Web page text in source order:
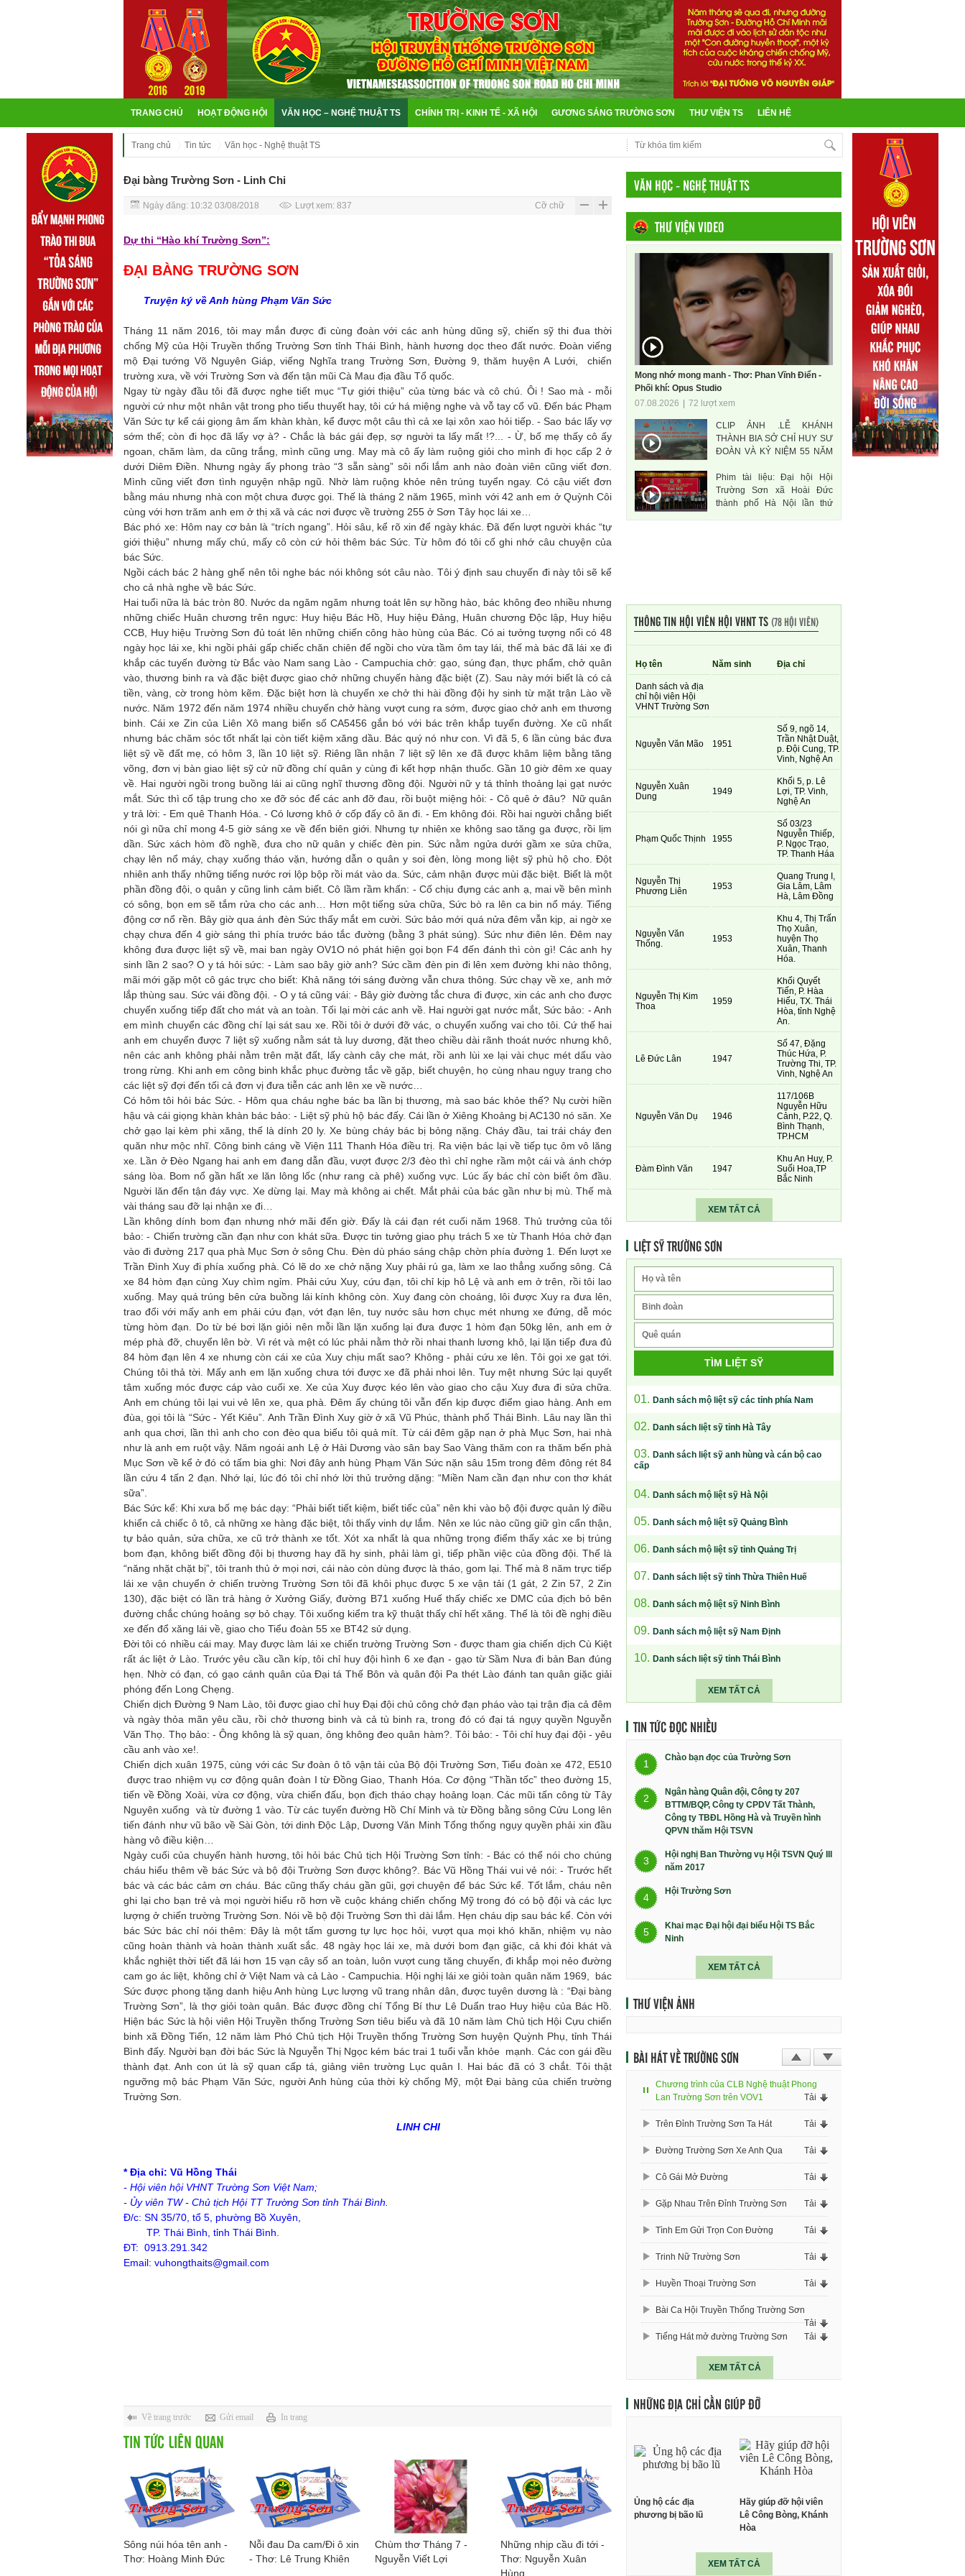
TRANG CHỦ HOẠT ĐỘNG HỘI VĂN HỌC – NGHỆ THUẬT TS CHÍNH TRỊ - KINH TẾ - XÃ HỘI GƯƠNG SÁNG TRƯỜNG SƠN THƯ VIỆN TS LIÊN HỆ
Trang chủ Tin tức Văn học - Nghệ thuật TS
Đại bàng Trường Sơn - Linh Chi
Ngày đăng: 10:32 03/08/2018 Lượt xem: 837 Cỡ chữ
Dự thi “Hào khí Trường Sơn”:
ĐẠI BÀNG TRƯỜNG SƠN
Truyện ký về Anh hùng Phạm Văn Sức
Tháng 11 năm 2016, tôi may mắn được đi cùng đoàn với các anh hùng dũng sỹ, chiến sỹ thi đua thời
chống Mỹ của Hội Truyền thống Trường Sơn tỉnh Thái Bình, hành hương dọc theo đất nước. Đoàn viếng
mộ Đại tướng Võ Nguyên Giáp, viếng Nghĩa trang Trường Sơn, Đường 9, thăm huyện A Lưới, chiến
trường xưa, về với Trường Sơn và đến tận mũi Cà Mau địa đầu Tổ quốc.
Ngay từ ngày đầu tôi đã được nghe tiết mục “Tự giới thiệu” của từng bác và cô chú. Ôi ! Sao mà - mỗi
người cứ như một nhân vật trong pho tiểu thuyết hay, tôi cứ há miệng nghe và vỗ tay cổ vũ. Đến bác Phạm
Văn Sức tự kể cái giọng âm ấm khàn khàn, kể được một câu thì cả xe lại xôn xao hỏi tiếp. - Sao bác lấy vợ
sớm thế; còn đi học đã lấy vợ à? - Chắc là bác gái đẹp, sợ người ta lấy mất !?... - Ừ, bố mẹ thấy cô ấy
ngoan, chăm làm, da cũng trắng, mình cũng ưng. May mà cô ấy làm ruộng giỏi cho mình đi học cấp 2 ở
dưới Diêm Điền. Nhưng ngày ấy phong trào “3 sẵn sàng” sôi nổi lắm anh nào đoàn viên cũng viết đơn.
Mình cũng viết đơn tình nguyện nhập ngũ. Nhờ làm ruộng khỏe nên trúng tuyển ngay. Có cậu viết đơn
bằng máu nhưng nhà con một chưa được gọi. Thế là tháng 2 năm 1965, mình với 42 anh em ở Quỳnh Côi
cùng với hơn trăm anh em ở thị xã và các nơi được về trường 255 ở Sơn Tây học lái xe…
Bác phó xe: Hôm nay cơ bản là “trích ngang”. Hỏi sâu, kể rõ xin để ngày khác. Đã đến lượt người khác “tự
giới thiệu” nhưng mấy chú, mấy cô còn cứ hỏi thêm bác Sức. Từ hôm đó tôi cố ghi nhớ câu chuyện của
bác Sức.
Ngồi cách bác 2 hàng ghế nên tôi nghe bác nói không sót câu nào. Tôi ý định sau chuyến đi này tôi sẽ kể
cho cả nhà nghe về bác Sức.
Hai tuổi nữa là bác tròn 80. Nước da ngăm ngăm nhưng toát lên sự hồng hào, bác không đeo nhiều nhưng
những chiếc Huân chương trên ngực: Huy hiệu Bác Hồ, Huy hiệu Đảng, Huân chương Độc lập, Huy hiệu
CCB, Huy hiệu Trường Sơn đủ toát lên những chiến công hào hùng của Bác. Có ai tưởng tượng nổi có 48
ngày học lái xe, khi ngồi phải gấp chiếc chăn chiên để ngồi cho vừa tầm ôm tay lái, thế mà bác đã lái xe đi
khắp các tuyến đường từ Bắc vào Nam sang Lào - Campuchia chở: gạo, súng đạn, thực phẩm, chở quân
vào, thương binh ra và đặc biệt được giao chở những chuyến hàng đặc biệt (Z). Sau này mới biết là có cả
tiền, vàng, cờ trong hòm kẽm. Đặc biệt hơn là chuyến xe chở thi hài đồng đội hy sinh từ mặt trận Lào về
nước. Năm 1972 đến năm 1974 nhiều chuyến chở hàng vượt cung ra sớm, được giao chở anh em thương
binh. Cái xe Zin của Liên Xô mang biển số CA5456 gắn bó với bác trên khắp tuyến đường. Xe cũ nhất
nhưng bác chăm sóc tốt nhất lại còn tiết kiệm xăng dầu. Bác quý nó như con. Vì đã 5, 6 lần cùng bác đưa
liệt sỹ về đất mẹ, có hôm 3, lần 10 liệt sỹ. Riêng lần nhận 7 liệt sỹ lên xe đã được khâm liệm bằng tăng
võng, đơn vị bàn giao liệt sỹ cử nữ đồng chí quân y cùng đi kết hợp nhận thuốc. Gần 10 giờ đêm xe quay
về. Hai người ngồi trong buồng lái ai cũng nghĩ thương đồng đội. Người nữ y tá thỉnh thoảng lại gạt nước
mắt. Sức thì cố tập trung cho xe đỡ sóc để các anh đỡ đau, rồi buột miệng hỏi: - Cô quê ở đâu? Nữ quân
y trả lời: - Em quê Thanh Hóa. - Có lương khô ở cốp đấy cô ăn đi. - Em không đói. Rồi hai người chẳng biết
nói gì nữa chỉ mong 4-5 giờ sáng xe về đến biên giới. Nhưng tự nhiên xe không sao tăng ga được, rồi lịm
dần. Sức xách hòm đồ nghề, đưa cho nữ quân y chiếc đèn pin. Sức nằm ngửa dưới gầm xe sửa chữa,
chạy lên nổ máy, chạy xuống tháo vặn, hướng dẫn o quân y soi đèn, lòng mong liệt sỹ phù hộ cho. Đột
nhiên anh thấy những tiếng nước rơi lộp bộp rồi mát vào da. Sức, cảm nhận được mùi đặc biệt. Biết là một
phần đồng đội, o quân y cũng linh cảm biết. Cô lầm rầm khấn: - Cố chịu đựng các anh ạ, mai về bên mình
có sông, bọn em sẽ tắm rửa cho các anh… Hơn một tiếng sửa chữa, Sức bò ra lên ca bin nổ máy. Tiếng
động cơ nổ rền. Bây giờ qua ánh đèn Sức thấy mắt em cười. Sức bảo mới quá nửa đêm vẫn kịp, ai ngờ xe
chạy chưa đến 4 giờ sáng thì phía trước báo tắc đường (bằng 3 phát súng). Sức như điên lên. Đêm nay
không đưa được liệt sỹ về, mai ban ngày OV1O nó phát hiện gọi bọn F4 đến đánh thì còn gì! Các anh hy
sinh lần 2 sao? O y tá hỏi sức: - Làm sao bây giờ anh? Sức cầm đèn pin đi lên xem đường khi nào thông,
mãi mới gặp một cô gác trực cho biết: Khả năng tới sáng đường vẫn chưa thông. Sức chạy về xe, anh mở
lắp thùng sau. Sức vái đồng đội. - O y tá cũng vái: - Bây giờ đường tắc chưa đi được, xin các anh cho được
chuyển xuống tiếp đất cho mát và an toàn. Tối lại mời các anh về. Hai người gạt nước mắt, Sức bảo: - Anh
em mình chuyển các đồng chí lại sát sau xe. Rồi tôi ở dưới đỡ vác, o chuyển xuống vai cho tôi. Cứ thế hai
anh em chuyển được 7 liệt sỹ xuống nằm sát tà luy dương, đặt theo chiều dài rãnh thoát nước nhưng khô,
nên các anh không phải nằm trên mặt đất, lấy cành cây che mát, rồi anh lùi xe lại vài chục mét dấu vào
trong rừng. Khi anh em công binh khắc phục đường tắc về gặp, biết chuyện, họ cùng nhau ngụy trang cho
các liệt sỹ đợi đến tối cả đơn vị đưa tiễn các anh lên xe về nước…
Có hôm tôi hỏi bác Sức. - Hôm qua cháu nghe bác ba lần bị thương, mà sao bác khỏe thế? Nụ cười hiền
hậu và cái giọng khàn khàn bác bảo: - Liệt sỹ phù hộ bác đấy. Cái lần ở Xiêng Khoảng bị AC130 nó săn. Xe
chở gạo lại kèm phi xăng, thế là dính 20 ly. Xe bùng cháy bác bị bỏng nặng. Cháy đầu, tai trái cháy đen
quăn như mộc nhĩ. Công binh cáng về Viện 111 Thanh Hóa điều trị. Ra viện bác lại về tiếp tục ôm vô lăng
xe. Lần ở Đèo Ngang hai anh em đang dẫn đầu, vượt được 2/3 đèo thì chỉ nghe rầm một cái và ánh chớp
sáng lòa. Bom nổ gần hất xe lăn lông lốc (như rang cà phê) xuống vực. Lúc ấy bác chỉ còn biết ôm đầu.
Người lăn đến tận đáy vực. Xe dừng lại. May mà không ai chết. Mắt phải của bác gần như bị mù. Thế mà
vài tháng sau đỡ lại nhận xe đi…
Lần không dính bom đạn nhưng nhớ mãi đến giờ. Đấy là cái đạn rét cuối năm 1968. Thủ trưởng của tôi
bảo: - Chiến trường cần đạn như con khát sữa. Được tin tưởng giao phụ trách 5 xe từ Thanh Hóa chở đạn
vào đi đường 217 qua phà Mục Sơn ở sông Chu. Đèn dù pháo sáng chập chờn phía đường 1. Đến lượt xe
Trần Đình Xuy đi phía xuống phà. Có lẽ do xe chở nặng Xuy phải rú ga, làm xe lao thẳng xuống sông. Cả
xe 84 hòm đạn cùng Xuy chìm ngỉm. Phải cứu Xuy, cứu đạn, tôi chỉ kịp hô Lệ và anh em ở trên, rồi tôi lao
xuống. May quá trúng bên cửa buồng lái kính không còn. Xuy đang còn choáng, lôi được Xuy ra đưa lên,
trao đổi với mấy anh em phải cứu đạn, vớt đạn lên, tuy nước sâu hơn chục mét nhưng xe đứng, dễ móc
từng hòm đạn. Do từ bé bơi lặn giỏi nên mỗi lần lặn xuống lại đưa được 1 hòm đạn 50kg lên, anh em ở
mép phà đỡ, chuyển lên bờ. Vì rét và mệt có lúc phải nằm thở rồi nhai thanh lương khô, lại lặn tiếp đưa đủ
84 hòm đạn lên 4 xe nhưng còn cái xe của Xuy chịu mất sao? Không - phải cứu xe lên. Tôi gọi xe gạt tới.
Chúng tôi thả tời. Mấy anh em lặn xuống chưa tới được xe đã phải nhoi lên. Tuy mệt nhưng Sức lại quyết
tâm xuống móc được cáp vào cuối xe. Xe của Xuy được kéo lên vào giao cho cậu Xuy đưa đi sửa chữa.
Anh em chúng tôi lại vui vẻ lên xe, qua phà. Đêm ấy chúng tôi vẫn đến kịp được điểm giao hàng. Anh em
đùa, gọi tôi là “Sức - Yết Kiêu”. Anh Trần Đình Xuy giờ ở xã Vũ Phúc, thành phố Thái Bình. Lâu nay lần thì
anh qua chơi, lần thì anh cho con đèo qua biếu tôi quả mít. Từ cái đêm gặp nạn ở phà Mục Sơn, hai nhà
như là anh em ruột vậy. Năm ngoái anh Lệ ở Hải Dương vào sân bay Sao Vàng thăm con ra thăm bến phà
Mục Sơn về kể ở đó có tấm bia ghi: Nơi đây anh hùng Phạm Văn Sức nặn sâu 15m trong đêm đông rét 84
lần cứu 4 tấn 2 đạn. Nhớ lại, lúc đó tôi chỉ nhớ lời thủ trưởng dặng: “Miền Nam cần đạn như con thơ khát
sữa”.
Bác Sức kể: Khi xưa bố mẹ bác dạy: “Phải biết tiết kiệm, biết tiếc của” nên khi vào bộ đội được quản lý điều
khiển cả chiếc ô tô, cả những xe hàng đặc biệt, tôi thấy vinh dự lắm. Nên xe lúc nào cũng giữ gìn cẩn thận,
tự bảo quản, sửa chữa, xe cũ trở thành xe tốt. Xót xa nhất là qua những trọng điểm thấy xác xe bị trúng
bom đạn, không biết đồng đội bị thương hay đã hy sinh, phải làm gì, tiếp phần việc của đồng đội. Thế là
“năng nhặt chặt bị”, tôi tranh thủ ở mọi nơi, cái nào còn dùng được là tháo, gom lại. Thế mà 8 năm trực tiếp
lái xe vận chuyển ở chiến trường Trường Sơn tôi đã khôi phục được 5 xe vận tải (1 gát, 2 Zin 57, 2 Zin
130), đặc biệt có lần trả hàng ở Xưởng Giấy, đường B71 xuống Huế thấy chiếc xe DMC của địch bỏ bên
đường chắc chúng hoảng sợ bỏ chạy. Tôi xuống kiểm tra kỹ thuật thấy chỉ hết xăng. Thế là tôi đề nghị điều
xe đến đổ xăng lái về, giao cho Tiểu đoàn 55 xe BT42 sử dụng.
Đời tôi có nhiều cái may. May được làm lái xe chiến trường Trường Sơn - được tham gia chiến dịch Cù Kiệt
rất ác liệt ở Lào. Trước yêu cầu cần kíp, tôi chỉ huy đội hình 6 xe đạn - gạo từ Sầm Nưa đi bản Ban đúng
hẹn. Nhờ có đạn, có gạo cánh quân của Đại tá Thế Bôn và quân đội Pa thét Lào đánh tan quân giặc giải
phóng đến Long Chẹng.
Chiến dịch Đường 9 Nam Lào, tôi được giao chỉ huy Đại đội chủ công chở đạn pháo vào tại trận địa cả đêm
và ngày thỏa mãn yêu cầu, rồi chở thương binh và cả tù binh ra, trong đó có đại tá ngụy quyền Nguyễn
Văn Thọ. Thọ bảo: - Ông không là sỹ quan, ông không đeo quân hàm?. Tôi bảo: - Tôi chỉ huy đại đội - yêu
cầu anh vào xe!.
Chiến dịch xuân 1975, cùng với các Sư đoàn ô tô vận tải của Bộ đội Trường Sơn, Tiểu đoàn xe 472, E510
được trao nhiệm vụ cơ động quân đoàn I từ Đồng Giao, Thanh Hóa. Cơ động “Thần tốc” theo đường 15,
tiến về Đồng Xoài, vừa cơ động, vừa chiến đấu, bọn địch tháo chạy hoảng loạn. Các mũi tấn công từ Tây
Nguyên xuống và từ đường 1 vào. Từ các tuyến đường Hồ Chí Minh và từ Đồng bằng sông Cửu Long lên
tiến đánh như vũ bão về Sài Gòn, tới dinh Độc Lập, Dương Văn Minh Tổng thống ngụy quyền phải xin đầu
hàng vô điều kiện…
Ngày cuối của chuyến hành hương, tôi hỏi bác Chủ tịch Hội Trường Sơn tỉnh: - Bác có thể nói cho chúng
cháu hiểu thêm về bác Sức và bộ đội Trường Sơn được không?. Bác Vũ Hồng Thái vui vẻ nói: - Trước hết
bác và các bác cảm ơn cháu. Bác cũng thấy cháu gần gũi, gợi chuyện để bác Sức kể. Tốt lắm, cháu nên
ghi lại cho bạn trẻ và mọi người hiểu rõ hơn về cuộc kháng chiến chống Mỹ trong đó có bộ đội và các lực
lượng ở chiến trường Trường Sơn. Nói về bộ đội Trường Sơn thì dài lắm. Hẹn cháu dịp sau bác kể. Còn với
bác Sức bác chỉ nói thêm: Đây là một tấm gương tự lực học hỏi, vượt qua mọi khó khăn, nhiệm vụ nào
cũng hoàn thành và hoàn thành xuất sắc. 48 ngày học lái xe, mà dưới bom đạn giặc, cả khi đói khát và
khắc nghiệt thời tiết đã lái hơn 15 vạn cây số an toàn, luôn vượt cung tăng chuyến, đi khắp mọi nẻo đường
cam go ác liệt, không chỉ ở Việt Nam và cả Lào - Campuchia. Hội nghị lái xe giỏi toàn quân năm 1969, bác
Sức được phong tặng danh hiệu Anh hùng Lực lượng vũ trang nhân dân, được tuyên dương là : “Đại bàng
Trường Sơn”, là thợ giỏi toàn quân. Bác được đồng chí Tổng Bí thư Lê Duẩn trao Huy hiệu của Bác Hồ.
Hiện bác Sức là hội viên Hội Truyền thống Trường Sơn tiêu biểu và đã 10 năm làm Chủ tịch Hội Cựu chiến
binh xã Đồng Tiến, 12 năm làm Phó Chủ tịch Hội Truyền thống Trường Sơn huyện Quỳnh Phụ, tỉnh Thái
Bình đấy. Người bạn đời bác Sức là Nguyễn Thị Ngọc kém bác trai 1 tuổi vẫn khỏe mạnh. Các con gái đều
thành đạt. Anh con út là sỹ quan cấp tá, giảng viên trường Lục quân I. Hai bác đã có 3 chắt. Tôi thật
ngưỡng mộ bác Phạm Văn Sức, người Anh hùng của thời kỳ chống Mỹ, một Đại bàng của chiến trường
Trường Sơn.
LINH CHI
* Địa chỉ: Vũ Hồng Thái
- Hội viên hội VHNT Trường Sơn Việt Nam;
- Ủy viên TW - Chủ tịch Hội TT Trường Sơn tỉnh Thái Bình.
Đ/c: SN 35/70, tổ 5, phường Bồ Xuyên,
TP. Thái Bình, tỉnh Thái Bình.
ĐT: 0913.291.342
Email: vuhongthaits@gmail.com
Về trang trước Gửi email In trang
TIN TỨC LIÊN QUAN
Sông núi hóa tên anh -
Thơ: Hoàng Minh Đức
Nỗi đau Da cam/Đi ô xin
- Thơ: Lê Trung Khiên
Chùm thơ Tháng 7 -
Nguyễn Viết Lợi
Những nhịp cầu đi tới -
Thơ: Nguyễn Xuân
Hùng
VĂN HỌC - NGHỆ THUẬT TS
THƯ VIỆN VIDEO
Mong nhớ mong manh - Thơ: Phan Vĩnh Điển -
Phối khí: Opus Studio
07.08.2026
72 lượt xem
CLIP ẢNH .LỄ KHÁNH
THÀNH BIA SỞ CHỈ HUY SƯ
ĐOÀN VÀ KỶ NIỆM 55 NĂM
ANH HÙNG
Phim tài liệu: Đại hội Hội
Trường Sơn xã Hoài Đức
thành phố Hà Nội lần thứ
THÔNG TIN HỘI VIÊN HỘI VHNT TS(78 HỘI VIÊN)
Họ tên Năm sinh Địa chỉ
Danh sách và địa
chỉ hội viên Hội
VHNT Trường Sơn
Nguyễn Văn Mão 1951
Số 9, ngõ 14,
Trần Nhật Duật,
p. Đội Cung, TP.
Vinh, Nghệ An
Nguyễn Xuân
Dung
1949
Khối 5, p. Lê
Lợi, TP. Vinh,
Nghệ An
Phạm Quốc Thịnh 1955
Số 03/23
Nguyễn Thiếp,
P. Ngọc Trạo,
TP. Thanh Háa
Nguyễn Thị
Phương Liên
1953
Quang Trung I,
Gia Lâm, Lâm
Hà, Lâm Đồng
Nguyễn Văn
Thống.
1953
Khu 4, Thị Trấn
Thọ Xuân,
huyện Thọ
Xuân, Thanh
Hóa.
Nguyễn Thị Kim
Thoa
1959
Khối Quyết
Tiến, P. Hàa
Hiếu, TX. Thái
Hòa, tỉnh Nghệ
An.
Lê Đức Lân 1947
Số 47, Đặng
Thúc Hứa, P.
Trường Thi, TP.
Vinh, Nghệ An
Nguyễn Văn Dụ 1946
117/106B
Nguyễn Hữu
Cảnh, P.22, Q.
Bình Thạnh,
TP.HCM
Đàm Đình Văn 1947
Khu An Huy, P.
Suối Hoa,TP
Bắc Ninh
XEM TẤT CẢ
LIỆT SỸ TRƯỜNG SƠN
TÌM LIỆT SỸ
01. Danh sách mộ liệt sỹ các tỉnh phía Nam
02. Danh sách liệt sỹ tỉnh Hà Tây
03. Danh sách liệt sỹ anh hùng và cán bộ cao
cấp
04. Danh sách mộ liệt sỹ Hà Nội
05. Danh sách mộ liệt sỹ Quảng Bình
06. Danh sách mộ liệt sỹ tỉnh Quảng Trị
07. Danh sách liệt sỹ tỉnh Thừa Thiên Huế
08. Danh sách mộ liệt sỹ Ninh Bình
09. Danh sách mộ liệt sỹ Nam Định
10. Danh sách liệt sỹ tỉnh Thái Bình
XEM TẤT CẢ
TIN TỨC ĐỌC NHIỀU
1
Chào bạn đọc của Trường Sơn
2
Ngân hàng Quân đội, Công ty 207
BTTM/BQP, Công ty CPDV Tất Thành,
Công ty TBĐL Hồng Hà và Truyền hình
QPVN thăm Hội TSVN
3
Hội nghị Ban Thường vụ Hội TSVN Quý III
năm 2017
4
Hội Trường Sơn
5
Khai mạc Đại hội đại biểu Hội TS Bắc
Ninh
XEM TẤT CẢ
THƯ VIỆN ẢNH
BÀI HÁT VỀ TRƯỜNG SƠN
Chương trình của CLB Nghệ thuật Phong
Lan Trường Sơn trên VOV1
Tải
Trên Đỉnh Trường Sơn Ta Hát Tải
Đường Trường Sơn Xe Anh Qua Tải
Cô Gái Mở Đường Tải
Gặp Nhau Trên Đỉnh Trường Sơn Tải
Tình Em Gửi Trọn Con Đường Tải
Trinh Nữ Trường Sơn Tải
Huyền Thoại Trường Sơn Tải
Bài Ca Hội Truyền Thống Trường Sơn
Tải
Tiếng Hát mở đường Trường Sơn
Tải
XEM TẤT CẢ
NHỮNG ĐỊA CHỈ CẦN GIÚP ĐỠ
Ủng hộ các địa
phương bị bão lũ
Hãy giúp đỡ hội viên
Lê Công Bòng, Khánh
Hòa
XEM TẤT CẢ